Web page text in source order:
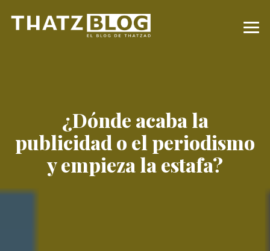
¿Dónde acaba la
publicidad o el periodismo
y empieza la estafa?